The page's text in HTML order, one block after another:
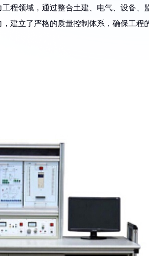
程领域，通过整合土建、电气、设备、
建立了严格的质量控制体系，确保工程